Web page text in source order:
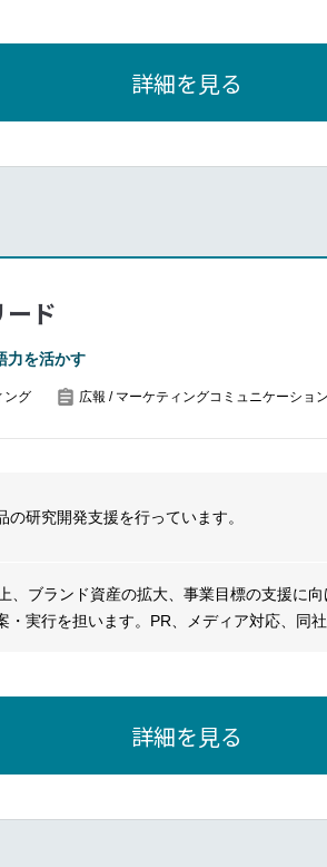
ション対応においても中心的な役割を担いま
ョン支援
詳細を見る
ド
力を活かす
ング 広報 / マーケティングコミュニケーショ
研究開発支援を行っています。
、ブランド資産の拡大、事業目標の支援に
実行を担います。PR、メディア対応、同
メディア）対応、プレスリリース、危機管
と各媒体での一貫性確保詳細を見る